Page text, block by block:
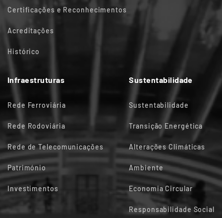
Certificações e Reconhecimentos
Acreditações
Histórico
Infraestruturas
Rede Ferroviária
Rede Rodoviária
Rede de Telecomunicações
Património
Investimentos
Sustentabilidade
Sustentabilidade
Transição Energética
Alterações Climáticas
Ambiente
Economia Circular
Responsabilidade Social